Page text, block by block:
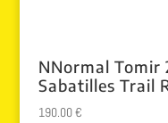
NNormal Tomir
Sabatilles Trail
190.00€